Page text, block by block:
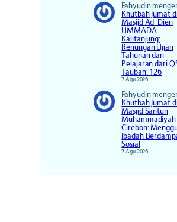
Fahyudin
Khutbah Jumat
Masjid Ad-Dien
UMMADA
Kalitanjung:
Renungan Ujian
Tahunan dan
Pelajaran dari
Taubah: 126
7 Agu 2026
Fahyudin
Khutbah Jumat
Masjid Santun
Cirebon:
Ibadah
Sosial
7 Agu 2026